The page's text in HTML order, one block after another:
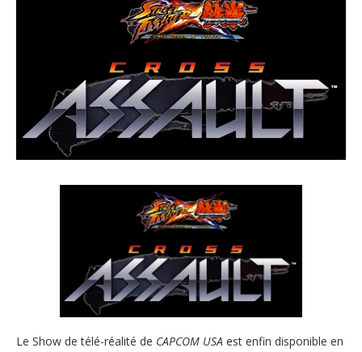
Le Show de télé-réalité de CAPCOM USA est enfin disponible en